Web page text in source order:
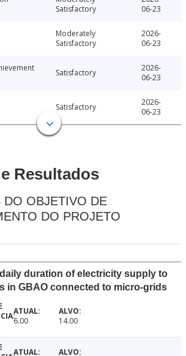
Satisfactory
06-23
Moderately
Satisfactory
2026-
06-23
Satisfactory
2026-
06-23
Satisfactory
2026-
06-23
Resultados
DO OBJETIVO DE
DO PROJETO
duration of electricity supply to
in GBAO connected to micro-grids
6.00 14.00